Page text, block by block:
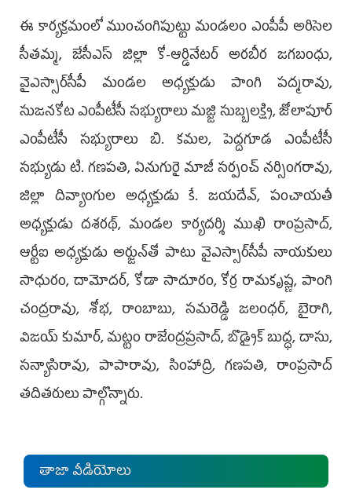
ఈ కార్యక్రమంలో ముంచంగిపుట్టు మండలం ఎంపీపీ అరిసెల
సీతమ్మ, జేసీఎస్ జిల్లా కో-ఆర్డినేటర్ అరబీర జగబంధు,
వైఎస్సార్‌సీపీ మండల అధ్యక్షుడు పాంగి పద్మరావు,
సుజనకోట ఎంపీటీసీ సభ్యురాలు మజ్జి సుబ్బలక్ష్మి, జోలాపూర్
ఎంపీటీసీ సభ్యురాలు బి. కమల, పెద్దగూడ ఎంపీటీసీ
సభ్యుడు టి. గణపతి, ఏనుగురై మాజీ సర్పంచ్ నర్సింగరావు,
జిల్లా దివ్యాంగుల అధ్యక్షుడు కే. జయదేవ్, పంచాయతీ
అధ్యక్షుడు దశరథ్, మండల కార్యదర్శి ముఖి రాంప్రసాద్,
ఆర్టీఐ అధ్యక్షుడు అర్జున్‌తో పాటు వైఎస్సార్‌సీపీ నాయకులు
సాధురం, దామోదర్, కోడా సాదూరం, కోర్ర రామకృష్ణ, పాంగి
చంద్రరావు, శోభ, రాంబాబు, సమరెడ్డి జలంధర్, బైరాగి,
విజయ్ కుమార్, మట్టం రాజేంద్రప్రసాద్, బొడ్నైక్ బుద్ధ, దాసు,
సన్యాసిరావు, పాపారావు, సింహాద్రి, గణపతి, రాంప్రసాద్
తదితరులు పాల్గొన్నారు.
తాజా వీడియోలు